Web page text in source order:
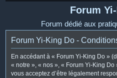
Forum
Forum dédié aux
Forum Yi-King Do -
En accédant à « Forum Yi-King Do »
« notre », « nos », « Forum Yi-King
vous acceptez d’être légalement